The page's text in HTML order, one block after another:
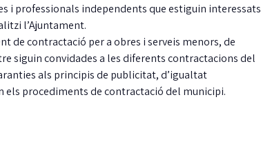
i professionals independents que estiguin interessats
l’Ajuntament.
de contractació per a obres i serveis menors, de
siguin convidades a les diferents contractacions del
als principis de publicitat, d’igualtat
els procediments de contractació del municipi.